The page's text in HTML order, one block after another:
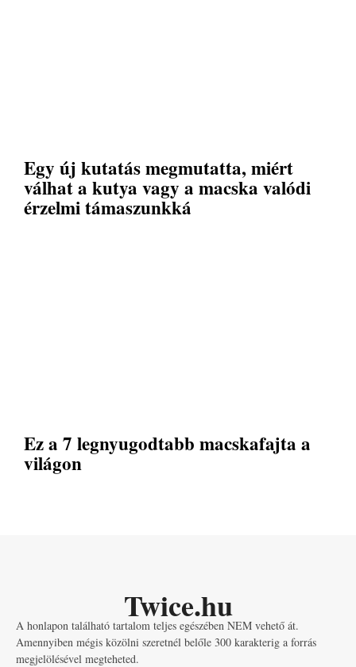
Egy új kutatás megmutatta, miért
válhat a kutya vagy a macska valódi
érzelmi támaszunkká
Ez a 7 legnyugodtabb macskafajta a
világon
Twice.hu
A honlapon található tartalom teljes egészében NEM vehető át.
Amennyiben mégis közölni szeretnél belőle 300 karakterig a forrás
megjelölésével megteheted.